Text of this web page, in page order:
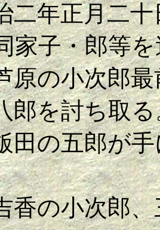
月二十日
家子・郎等
小次郎最
郎を討ち取
五郎が手
小次郎、